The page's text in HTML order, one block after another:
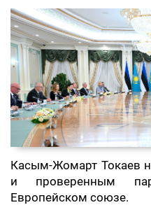
Касым-Жомарт Токаев
и проверенным
Европейском союзе.